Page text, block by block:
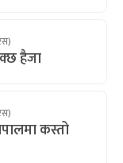
हैजा
कस्तो